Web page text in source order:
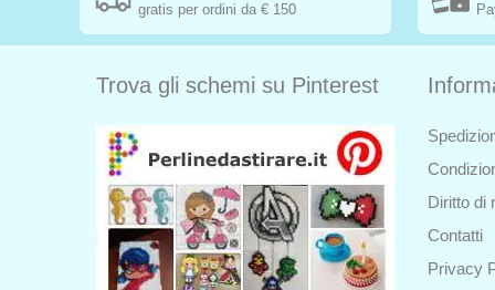
gratis per ordini da € 150
Trova gli schemi su Pinterest
Diritto di
Contatti
Privacy